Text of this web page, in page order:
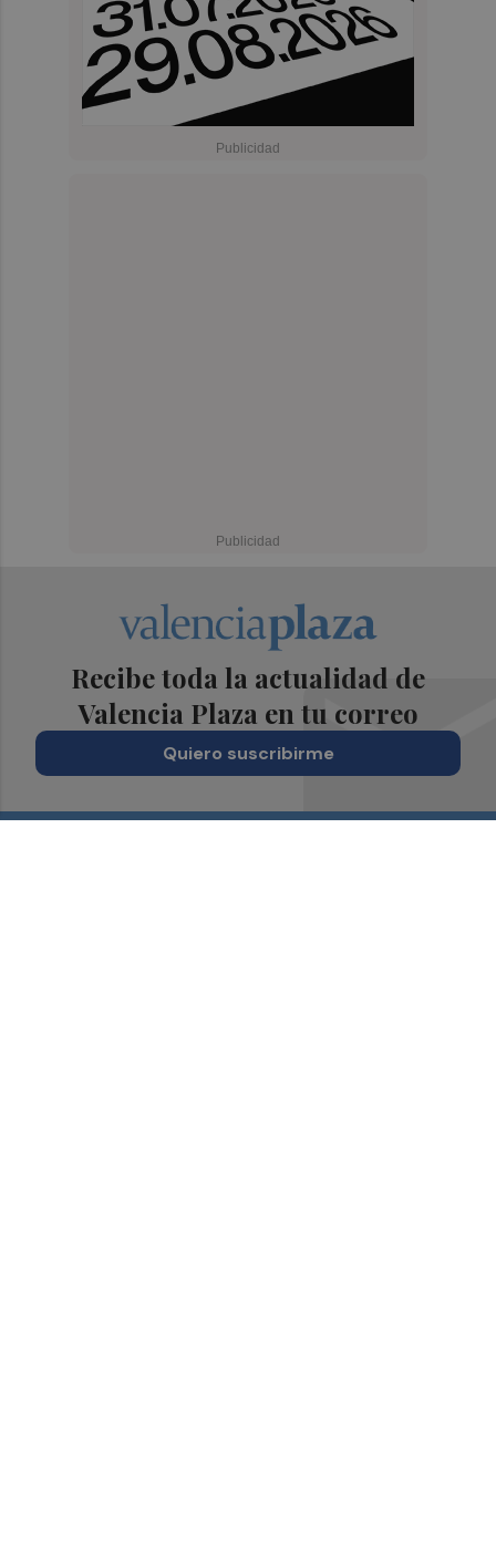
Recibe toda la actualidad de
Valencia Plaza en tu correo
Quiero suscribirme